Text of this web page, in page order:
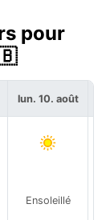
pour
lun. 10. août
Ensoleillé